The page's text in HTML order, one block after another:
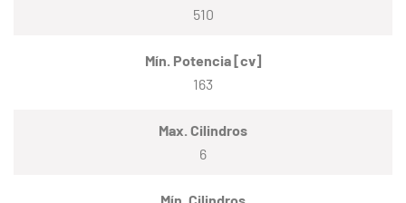
510
Mín. Potencia [cv]
163
Max. Cilindros
6
Mín. Cilindros